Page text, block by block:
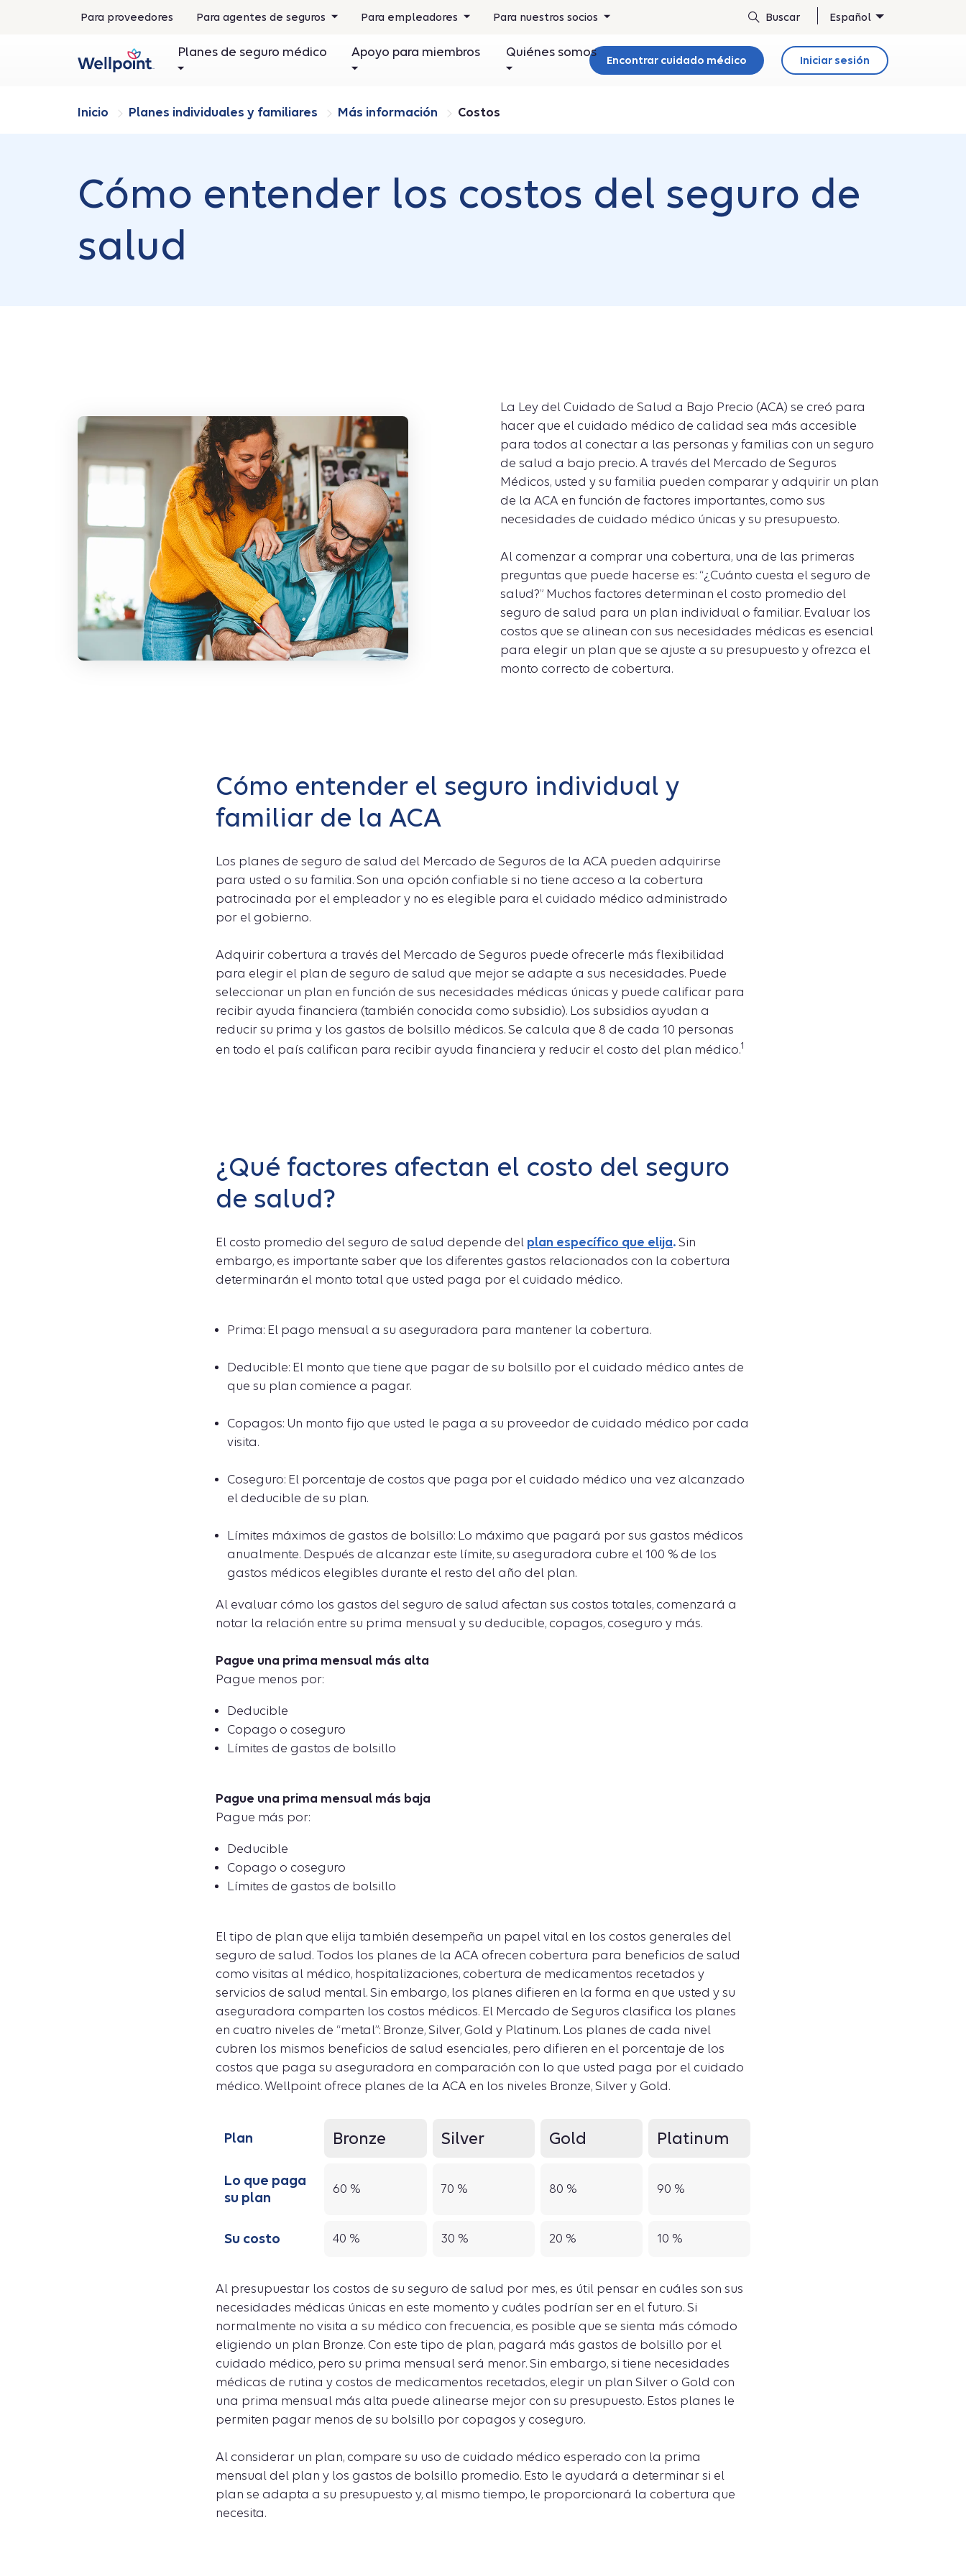
.
en
nueva
Para proveedores Para agentes de seguros Para empleadores Para nuestros socios Español
Planes de seguro médico Apoyo para miembros Quiénes somos
Encontrar cuidado médico Iniciar sesión
Inicio Planes individuales y familiares Más información Costos
Cómo entender los costos del seguro de
salud
La Ley del Cuidado de Salud a Bajo Precio (ACA) se creó para
hacer que el cuidado médico de calidad sea más accesible
para todos al conectar a las personas y familias con un seguro
de salud a bajo precio. A través del Mercado de Seguros
Médicos, usted y su familia pueden comparar y adquirir un plan
de la ACA en función de factores importantes, como sus
necesidades de cuidado médico únicas y su presupuesto.
Al comenzar a comprar una cobertura, una de las primeras
preguntas que puede hacerse es: “¿Cuánto cuesta el seguro de
salud?” Muchos factores determinan el costo promedio del
seguro de salud para un plan individual o familiar. Evaluar los
costos que se alinean con sus necesidades médicas es esencial
para elegir un plan que se ajuste a su presupuesto y ofrezca el
monto correcto de cobertura.
Cómo entender el seguro individual y
familiar de la ACA
Los planes de seguro de salud del Mercado de Seguros de la ACA pueden adquirirse
para usted o su familia. Son una opción confiable si no tiene acceso a la cobertura
patrocinada por el empleador y no es elegible para el cuidado médico administrado
por el gobierno.
Adquirir cobertura a través del Mercado de Seguros puede ofrecerle más flexibilidad
para elegir el plan de seguro de salud que mejor se adapte a sus necesidades. Puede
seleccionar un plan en función de sus necesidades médicas únicas y puede calificar para
recibir ayuda financiera (también conocida como subsidio). Los subsidios ayudan a
reducir su prima y los gastos de bolsillo médicos. Se calcula que 8 de cada 10 personas
en todo el país califican para recibir ayuda financiera y reducir el costo del plan médico.1
¿Qué factores afectan el costo del seguro
de salud?
El costo promedio del seguro de salud depende del plan específico que elija. Sin
embargo, es importante saber que los diferentes gastos relacionados con la cobertura
determinarán el monto total que usted paga por el cuidado médico.
Prima: El pago mensual a su aseguradora para mantener la cobertura.
Deducible: El monto que tiene que pagar de su bolsillo por el cuidado médico antes de
que su plan comience a pagar.
Copagos: Un monto fijo que usted le paga a su proveedor de cuidado médico por cada
visita.
Coseguro: El porcentaje de costos que paga por el cuidado médico una vez alcanzado
el deducible de su plan.
Límites máximos de gastos de bolsillo: Lo máximo que pagará por sus gastos médicos
anualmente. Después de alcanzar este límite, su aseguradora cubre el 100 % de los
gastos médicos elegibles durante el resto del año del plan.
Al evaluar cómo los gastos del seguro de salud afectan sus costos totales, comenzará a
notar la relación entre su prima mensual y su deducible, copagos, coseguro y más.
Pague una prima mensual más alta
Pague menos por:
Deducible
Copago o coseguro
Límites de gastos de bolsillo
Pague una prima mensual más baja
Pague más por:
Deducible
Copago o coseguro
Límites de gastos de bolsillo
El tipo de plan que elija también desempeña un papel vital en los costos generales del
seguro de salud. Todos los planes de la ACA ofrecen cobertura para beneficios de salud
como visitas al médico, hospitalizaciones, cobertura de medicamentos recetados y
servicios de salud mental. Sin embargo, los planes difieren en la forma en que usted y su
aseguradora comparten los costos médicos. El Mercado de Seguros clasifica los planes
en cuatro niveles de “metal”: Bronze, Silver, Gold y Platinum. Los planes de cada nivel
cubren los mismos beneficios de salud esenciales, pero difieren en el porcentaje de los
costos que paga su aseguradora en comparación con lo que usted paga por el cuidado
médico. Wellpoint ofrece planes de la ACA en los niveles Bronze, Silver y Gold.
Plan Bronze Silver Gold Platinum
Lo que paga
su plan
60 % 70 % 80 % 90 %
Su costo 40 % 30 % 20 % 10 %
Al presupuestar los costos de su seguro de salud por mes, es útil pensar en cuáles son sus
necesidades médicas únicas en este momento y cuáles podrían ser en el futuro. Si
normalmente no visita a su médico con frecuencia, es posible que se sienta más cómodo
eligiendo un plan Bronze. Con este tipo de plan, pagará más gastos de bolsillo por el
cuidado médico, pero su prima mensual será menor. Sin embargo, si tiene necesidades
médicas de rutina y costos de medicamentos recetados, elegir un plan Silver o Gold con
una prima mensual más alta puede alinearse mejor con su presupuesto. Estos planes le
permiten pagar menos de su bolsillo por copagos y coseguro.
Al considerar un plan, compare su uso de cuidado médico esperado con la prima
mensual del plan y los gastos de bolsillo promedio. Esto le ayudará a determinar si el
plan se adapta a su presupuesto y, al mismo tiempo, le proporcionará la cobertura que
necesita.